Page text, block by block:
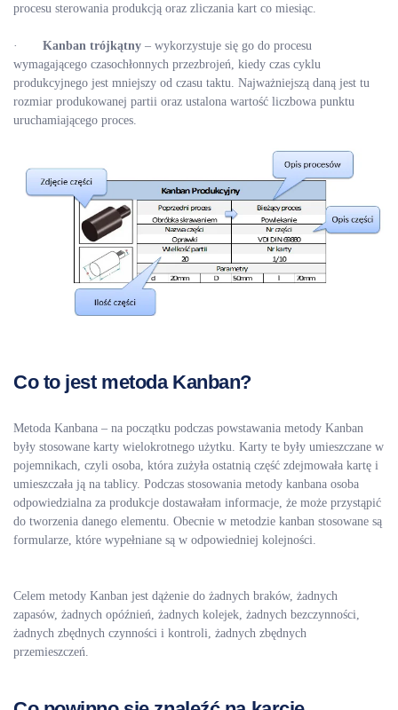
procesu sterowania produkcją oraz zliczania kart co miesiąc.
· Kanban trójkątny – wykorzystuje się go do procesu
wymagającego czasochłonnych przezbrojeń, kiedy czas cyklu
produkcyjnego jest mniejszy od czasu taktu. Najważniejszą daną jest tu
rozmiar produkowanej partii oraz ustalona wartość liczbowa punktu
uruchamiającego proces.
Co to jest metoda Kanban?
Metoda Kanbana – na początku podczas powstawania metody Kanban
były stosowane karty wielokrotnego użytku. Karty te były umieszczane w
pojemnikach, czyli osoba, która zużyła ostatnią część zdejmowała kartę i
umieszczała ją na tablicy. Podczas stosowania metody kanbana osoba
odpowiedzialna za produkcje dostawałam informacje, że może przystąpić
do tworzenia danego elementu. Obecnie w metodzie kanban stosowane są
formularze, które wypełniane są w odpowiedniej kolejności.
Celem metody Kanban jest dążenie do żadnych braków, żadnych
zapasów, żadnych opóźnień, żadnych kolejek, żadnych bezczynności,
żadnych zbędnych czynności i kontroli, żadnych zbędnych
przemieszczeń.